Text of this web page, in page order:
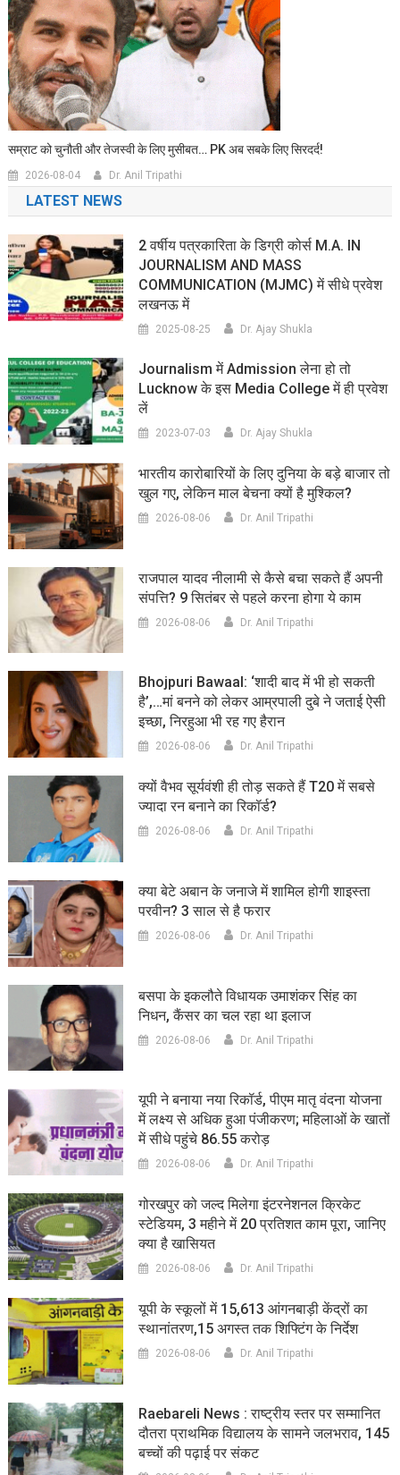
सम्राट को चुनौती और तेजस्वी के लिए मुसीबत… PK अब सबके लिए सिरदर्द!
2026-08-04 Dr. Anil Tripathi
LATEST NEWS
2 वर्षीय पत्रकारिता के डिग्री कोर्स M.A. IN
JOURNALISM AND MASS
COMMUNICATION (MJMC) में सीधे प्रवेश
लखनऊ में
2025-08-25 Dr. Ajay Shukla
Journalism में Admission लेना हो तो
Lucknow के इस Media College में ही प्रवेश
लें
2023-07-03 Dr. Ajay Shukla
भारतीय कारोबारियों के लिए दुनिया के बड़े बाजार तो
खुल गए, लेकिन माल बेचना क्यों है मुश्किल?
2026-08-06 Dr. Anil Tripathi
राजपाल यादव नीलामी से कैसे बचा सकते हैं अपनी
संपत्ति? 9 सितंबर से पहले करना होगा ये काम
2026-08-06 Dr. Anil Tripathi
Bhojpuri Bawaal: ‘शादी बाद में भी हो सकती
है’,…मां बनने को लेकर आम्रपाली दुबे ने जताई ऐसी
इच्छा, निरहुआ भी रह गए हैरान
2026-08-06 Dr. Anil Tripathi
क्यों वैभव सूर्यवंशी ही तोड़ सकते हैं T20 में सबसे
ज्यादा रन बनाने का रिकॉर्ड?
2026-08-06 Dr. Anil Tripathi
क्या बेटे अबान के जनाजे में शामिल होगी शाइस्ता
परवीन? 3 साल से है फरार
2026-08-06 Dr. Anil Tripathi
बसपा के इकलौते विधायक उमाशंकर सिंह का
निधन, कैंसर का चल रहा था इलाज
2026-08-06 Dr. Anil Tripathi
यूपी ने बनाया नया रिकॉर्ड, पीएम मातृ वंदना योजना
में लक्ष्य से अधिक हुआ पंजीकरण; महिलाओं के खातों
में सीधे पहुंचे 86.55 करोड़
2026-08-06 Dr. Anil Tripathi
गोरखपुर को जल्द मिलेगा इंटरनेशनल क्रिकेट
स्टेडियम, 3 महीने में 20 प्रतिशत काम पूरा, जानिए
क्या है खासियत
2026-08-06 Dr. Anil Tripathi
यूपी के स्कूलों में 15,613 आंगनबाड़ी केंद्रों का
स्थानांतरण,15 अगस्त तक शिफ्टिंग के निर्देश
2026-08-06 Dr. Anil Tripathi
Raebareli News : राष्ट्रीय स्तर पर सम्मानित
दौतरा प्राथमिक विद्यालय के सामने जलभराव, 145
बच्चों की पढ़ाई पर संकट